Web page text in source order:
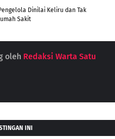
Pengelola Dinilai Keliru dan Tak
Sakit
oleh Redaksi Warta Satu
INI